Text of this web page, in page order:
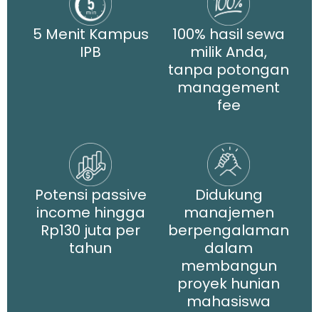
5 Menit Kampus
IPB
100% hasil sewa
milik Anda,
tanpa potongan
management
fee
Potensi passive
income hingga
Rp130 juta per
tahun
Didukung
manajemen
berpengalaman
dalam
membangun
proyek hunian
mahasiswa